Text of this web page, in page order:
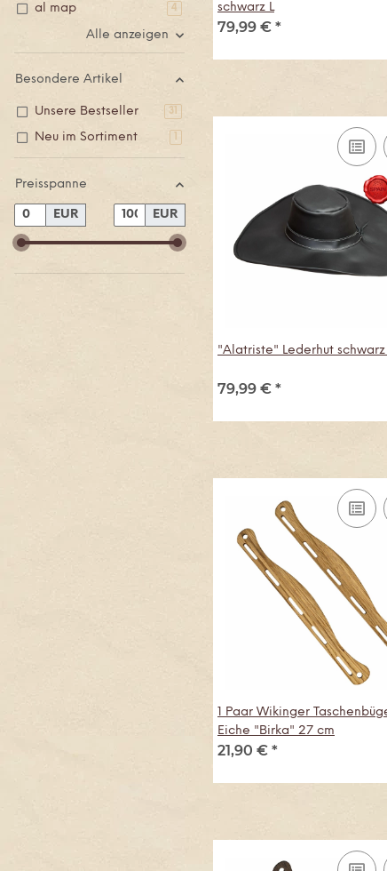
schwarz L
79,99 € *
"Alatriste" Lederhut schwarz
79,99 € *
1 Paar Wikinger
Eiche "Birka" 27 cm
21,90 € *
al map 4 Artikel gefunden
Alle anzeigen
Besondere Artikel
Unsere Bestseller 31
Neu im Sortiment
Preisspanne
EUR EUR